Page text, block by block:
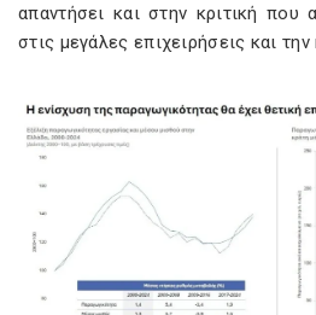
απαντήσει και στην κριτική που
στις μεγάλες επιχειρήσεις και